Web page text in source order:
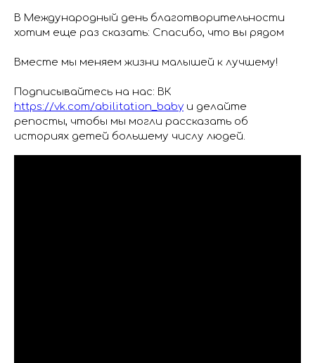
В Международный день благотворительности
хотим еще раз сказать: Спасибо, что вы рядом
Вместе мы меняем жизни малышей к лучшему!
Подписывайтесь на нас: ВК
https://vk.com/abilitation_baby и делайте
репосты, чтобы мы могли рассказать об
историях детей большему числу людей.